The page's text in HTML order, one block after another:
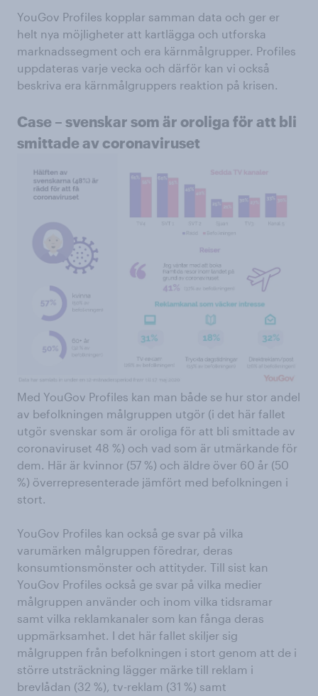
YouGov Profiles kopplar samman data och ger er
helt nya möjligheter att kartlägga och utforska
marknadssegment och era kärnmålgrupper. Profiles
uppdateras varje vecka och därför kan vi också
beskriva era kärnmålgruppers reaktion på krisen.
Case – svenskar som är oroliga för att bli
smittade av coronaviruset
Med YouGov Profiles kan man både se hur stor andel
av befolkningen målgruppen utgör (i det här fallet
utgör svenskar som är oroliga för att bli smittade av
coronaviruset 48 %) och vad som är utmärkande för
dem. Här är kvinnor (57 %) och äldre över 60 år (50
%) överrepresenterade jämfört med befolkningen i
stort.
YouGov Profiles kan också ge svar på vilka
varumärken målgruppen föredrar, deras
konsumtionsmönster och attityder. Till sist kan
YouGov Profiles också ge svar på vilka medier
målgruppen använder och inom vilka tidsramar
samt vilka reklamkanaler som kan fånga deras
uppmärksamhet. I det här fallet skiljer sig
målgruppen från befolkningen i stort genom att de i
större utsträckning lägger märke till reklam i
brevlådan (32 %), tv-reklam (31 %) samt